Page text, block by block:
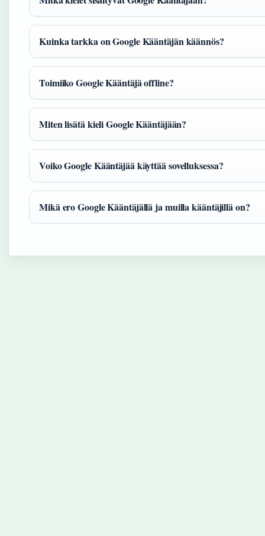
Kuinka tarkka on Google Kääntäjän käännös?
Toimiiko Google Kääntäjä offline?
Miten lisätä kieli Google Kääntäjään?
Voiko Google Kääntäjää käyttää sovelluksessa?
Mikä ero Google Kääntäjällä ja muilla kääntäjillä on?